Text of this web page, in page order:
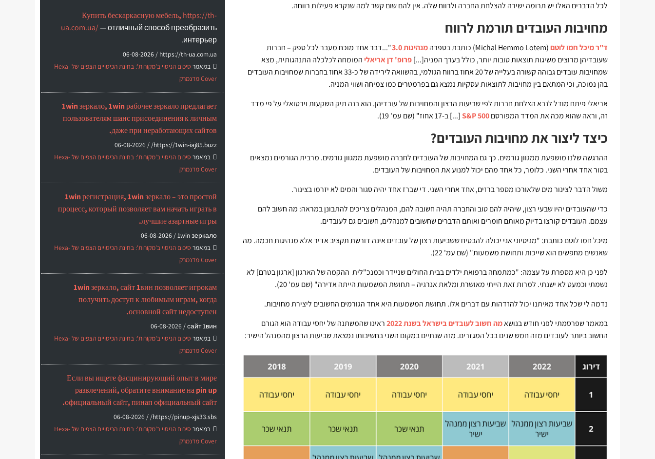
לכל הדברים האלו יש תרומה ישירה להצלחת החברה ולרווח שלה. אין להם שום קשר למה שנקרא פעילות רווחה.
מחויבות העובדים תורמת לרווח
ד"ר מיכל חמו לוטם(Michal Hemmo Lotem) כותבת בספרה מנהיגות 3.0
"...דבר אחד מוכח מעבר לכל ספק – חברות
שעובדיהן מרוצים משיגות תוצאות טובות יותר, כולל בערך המניה[...]פרופ' דן אריאליהמומחה לכלכלה התנהגותית, מצא
שמחויבות עובדים גבוהה קשורה בעלייה של 20 אחוז ברווח הגולמי, בהשוואה לירידה של כ-33 אחוז בחברות שמחויבות העובדים
בהן נמוכה, וכי המתאם בין מחויבות לתוצאות עסקיות נמצא גם בפרמטרים כמו צמיחה ושווי המניה.
אריאלי פיתח מודל לנבא הצלחת חברות לפי שביעות הרצון והמחויבות של עובדיהן. הוא בנה תיק השקעות וירטואלי על פי מדד
זה, וראה שהוא מכה את המדד המפורסםS&P 500[...] ב-17 אחוז" (שם עמ' 19).
כיצד ליצור את מחויבות העובדים?
ההרגשה שלנו מושפעת ממגוון גורמים. כך גם המחויבות של העובדים לחברה מושפעת ממגוון גורמים. מרבית הגורמים נמצאים
בטור אחד אחרי השני. כלומר, כל אחד מהם יכול למנוע את המחויבות של העובדים.
משול הדבר לצינור מים שלאורכו מספר ברזים, אחד אחרי השני. די שברז אחד יהיה סגור והמים לא יזרמו בצינור.
כדי שהעובדים יהיו שבעי רצון, שיהיה להם טוב והחברה תהיה חשובה להם, המנהלים צריכים להתבונן במראה: מה חשוב להם
עצמם. העובדים קורצו בדיוק מאותם חומרים ואותם הדברים שחשובים למנהלים, חשובים גם לעובדים.
מיכל חמו לוטם כותבת: "מניסיוני אני יכולה להבטיח ששביעות רצון של עובדים אינה דורשת תקציב אדיר אלא מנהיגות חכמה. מה
שאנשים מחפשים הוא שייכות ותחושת משמעות" (שם עמ' 22).
לפני כן היא מספרת על עצמה: "כמתמחה ברפואת ילדים בבית החולים שניידר וכמנכ"לית ההקמה של הארגון [ארגון בטרם] לא
נשמתי וכמעט לא ישנתי. למרות זאת הייתי מאושרת ומלאת אנרגיה – תחושת המשמעות הייתה אדירה" (שם עמ' 20).
נדמה לי שכל אחד מאיתנו יכול להזדהות עם דברים אלו. תחושת המשמעות היא אחד הגורמים החשובים ליצירת מחויבות.
במאמר שפרסמתי לפני חודש בנושאמה חשוב לעובדים בישראל בשנת 2022
ראינו שהמשתנה של יחסי עבודה הוא הגורם
החשוב ביותר לעובדים מזה חמש שנים בכל המגזרים. מזה שנתיים במקום השני בחשיבותו נמצאת שביעות הרצון מהמנהל הישיר:
Купить бескаркасную мебель, https://th-
ua.com.ua/— отличный способ преобразить
интерьер.
https://th-ua.com.ua /
06-08-2026
במאמר
סיכום הניסוי ב'מקורות': בחינת הכיסויים הצפים של Hexa-
Cover מדנמרק
1win зеркало, 1win рабочее зеркало предлагает
пользователям шанс присоединения к личным
даже при неработающих сайтов.
https://1win-iaj85.buzz/ /
06-08-2026
במאמר
סיכום הניסוי ב'מקורות': בחינת הכיסויים הצפים של Hexa-
Cover מדנמרק
1win регистрация, 1win зеркало – это простой
процесс, который позволяет вам начать играть в
лучшие азартные игры.
1win зеркало /
06-08-2026
במאמר
סיכום הניסוי ב'מקורות': בחינת הכיסויים הצפים של Hexa-
Cover מדנמרק
1win зеркало, сайт 1вин позволяет игрокам
получить доступ к любимым играм, когда
основной сайт недоступен.
сайт 1вин /
06-08-2026
במאמר
סיכום הניסוי ב'מקורות': בחינת הכיסויים הצפים של Hexa-
Cover מדנמרק
Если вы ищете фасцинирующий опыт в мире
развлечений, обратите внимание на pin up
официальный сайт, пинап официальный сайт.
https://pinup-xjs33.sbs/ /
06-08-2026
במאמר
סיכום הניסוי ב'מקורות': בחינת הכיסויים הצפים של Hexa-
Cover מדנמרק